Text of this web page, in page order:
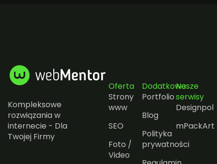
Kompleksowe
rozwiązania w
internecie - Dla
Twojej Firmy
Oferta
Strony
www
SEO
Foto /
Video
Dodatkowe
Portfolio
Blog
Polityka
prywatności
Nasze
serwisy
Designpol
mPackArt